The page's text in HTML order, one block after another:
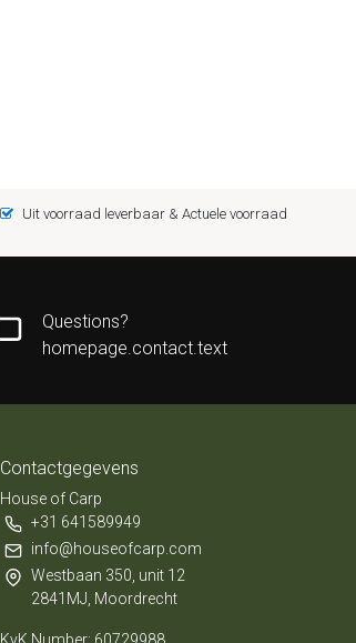
Uit voorraad leverbaar & Actuele voorraad
Questions?
homepage.contact.text
Contactgegevens
House of Carp
+31 641589949
info@houseofcarp.com
Westbaan 350, unit 12
2841MJ, Moordrecht